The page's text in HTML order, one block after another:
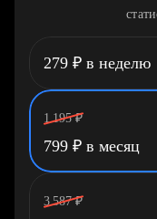
279 ₽ в неделю
1 195 ₽
799 ₽ в месяц
3 587 ₽